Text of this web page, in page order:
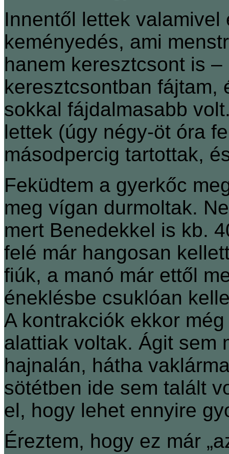
Innentől lettek
keményedés, ami
hanem keresztcsont is
keresztcsontban fájtam,
sokkal fájdalmasabb
lettek (úgy négy-öt óra
másodpercig tartottak,
Feküdtem a gyerkőc
meg vígan durmoltak.
mert Benedekkel is kb.
felé már hangosan
fiúk, a manó már ettől
éneklésbe csuklóan
A kontrakciók ekkor
alattiak voltak. Ágit sem
hajnalán, hátha
sötétben ide sem talált
el, hogy lehet ennyire
Éreztem, hogy ez már